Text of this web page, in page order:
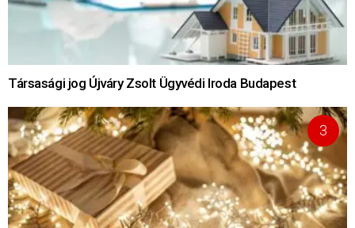
Társasági jog Újváry Zsolt Ügyvédi Iroda Budapest